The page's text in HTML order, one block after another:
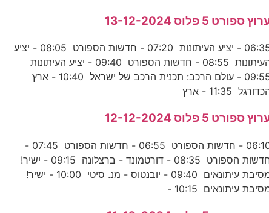
ספורט 5 פלוס 13-12-2024
06:35 - יציע העיתונות 07:20 - חדשות הספורט 08:05 - יציע
העיתונות 08:55 - חדשות הספורט 09:40 - יציע העיתונות
09:55 - עולם הרכב: תכנית הרכב של ישראל 10:40 - ארץ
11:35 - ארץ
ספורט 5 פלוס 12-12-2024
06:10 - חדשות הספורט 06:55 - חדשות הספורט 07:45 -
חדשות הספורט 08:35 - דורטמונד - ברצלונה 09:15 - ישיר!
מסיבת עיתונאים 09:40 - יובנטוס - מנ. סיטי 10:00 - ישיר!
עיתונאים 10:15 -